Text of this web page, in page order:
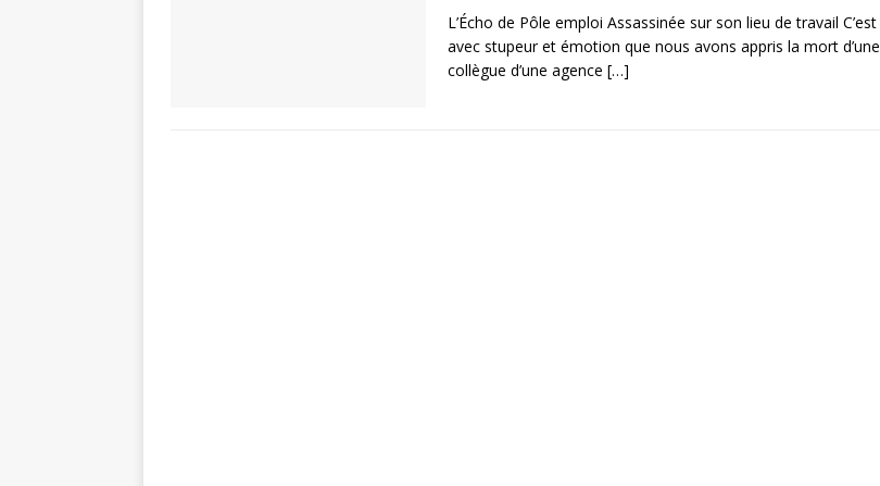
L’Écho de Pôle emploi Assassinée sur son lieu de travail C’est
avec stupeur et émotion que nous avons appris la mort d’une
collègue d’une agence […]